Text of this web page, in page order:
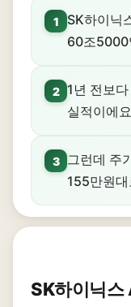
1
SK하이닉
60조5000
2 1년 전보
실적이에
3
그런데 주
155만원
SK하이닉스